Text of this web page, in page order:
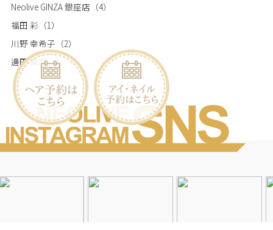
Neolive GINZA 銀座店 （4）
福田 彩 （1）
川野 幸希子 （2）
邊田 真理（1）